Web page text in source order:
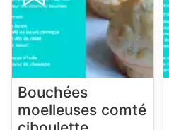
Bouchées
moelleuses comté